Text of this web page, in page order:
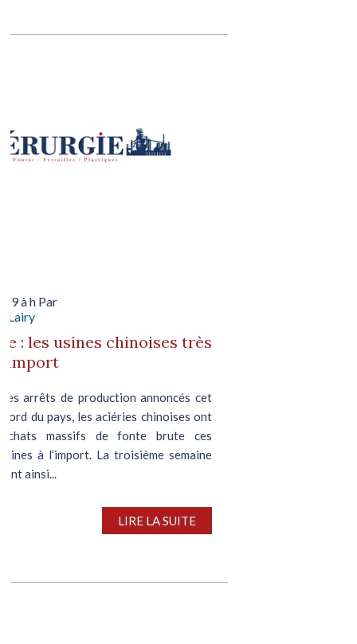
à h Par
Lairy
: les usines chinoises très
arrêts de production annoncés cet
du pays, les aciéries chinoises ont
massifs de fonte brute ces
à l’import. La troisième semaine
ainsi...
LIRE LA SUITE